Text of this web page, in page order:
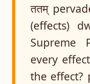
ततम्
(effects)
Supreme
every
the effect?